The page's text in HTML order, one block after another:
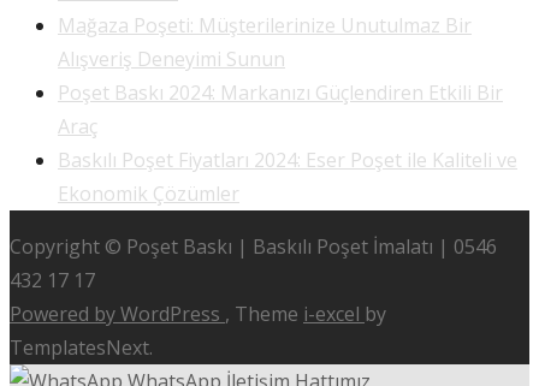
Mağaza Poşeti: Müşterilerinize Unutulmaz Bir
Alışveriş Deneyimi Sunun
Poşet Baskı 2024: Markanızı Güçlendiren Etkili Bir
Araç
Baskılı Poşet Fiyatları 2024: Eser Poşet ile Kaliteli ve
Ekonomik Çözümler
Copyright © Poşet Baskı | Baskılı Poşet İmalatı | 0546
432 17 17
Powered by WordPress , Theme i-excel by
TemplatesNext.
WhatsApp İletişim Hattımız